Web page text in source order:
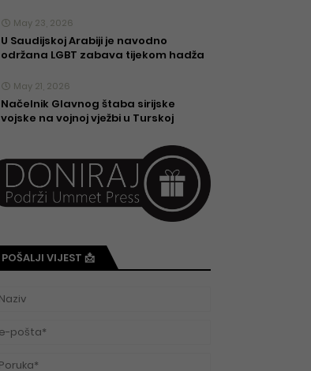
May 23, 2026
U Saudijskoj Arabiji je navodno
održana LGBT zabava tijekom hadža
May 21, 2026
Načelnik Glavnog štaba sirijske
vojske na vojnoj vježbi u Turskoj
POŠALJI VIJEST 📩